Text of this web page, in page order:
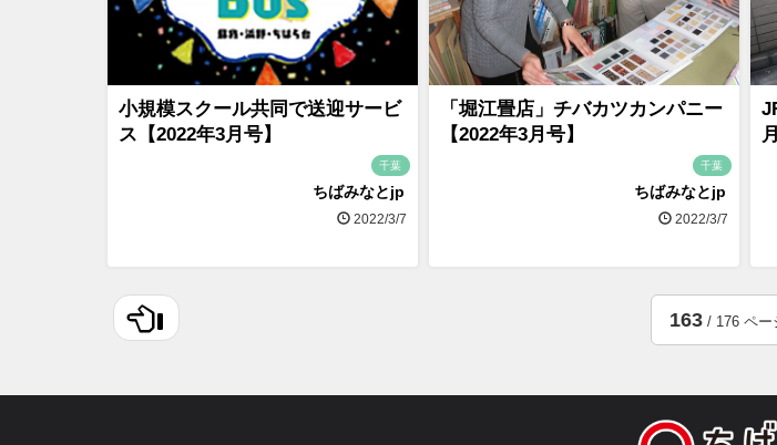
小規模スクール共同で送迎サービ
ス【2022年3月号】
千葉
ちばみなとjp
2022/3/7
「堀江畳店」チバカツカンパニー
【2022年3月号】
千葉
ちばみなとjp
2022/3/7
163/ 176 ペー